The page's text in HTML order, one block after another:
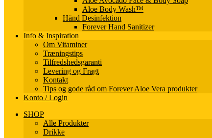
Aloe Body Wash™
Hånd Desinfektion
Forever Hand Sanitizer
Info & Inspiration
Om Vitaminer
Træningstips
Tilfredshedsgaranti
Levering og Fragt
Kontakt
Tips og gode råd om Forever Aloe Vera produkter
Konto / Login
SHOP
Alle Produkter
Drikke